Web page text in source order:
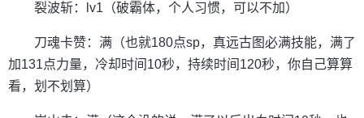
裂波斩：lv1（破霸体，个人习惯，可以不加）
刀魂卡赞：满（也就180点sp，真远古图必满技能，满了
加131点力量，冷却时间10秒，持续时间120秒，你自己算算
看，划不划算）